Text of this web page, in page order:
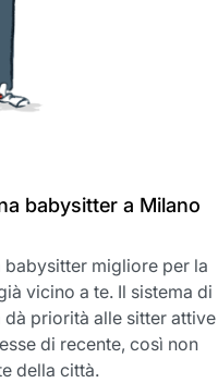
babysitter a Milano
babysitter migliore per la
vicino a te. Il sistema di
priorità alle sitter attive
di recente, così non
della città.